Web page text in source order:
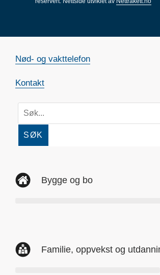
Nød- og vakttelefon
Kontakt
SØK
Bygge og bo
Familie, oppvekst og